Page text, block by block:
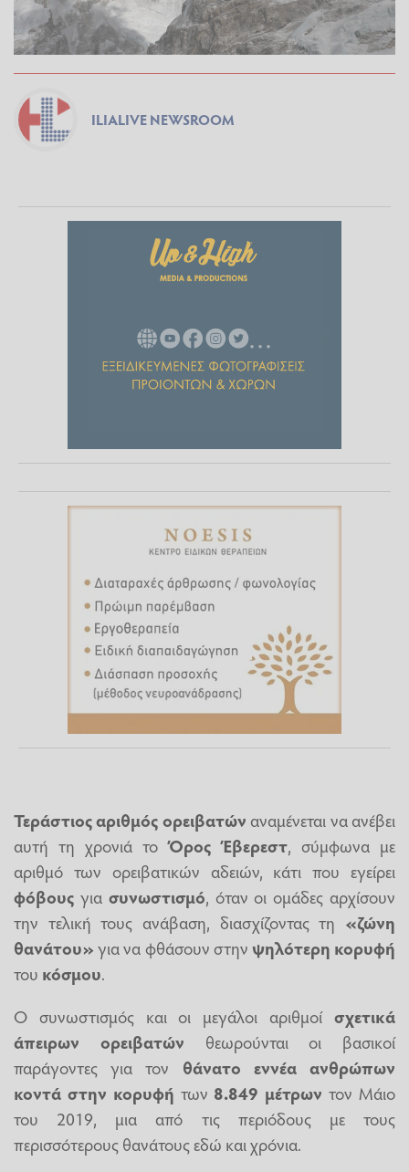
ILIALIVE NEWSROOM
Τεράστιοςαριθμόςορειβατών αναμένεται να ανέβει
αυτή τη χρονιά τοΌρος Έβερεστ, σύμφωνα με
αριθμό των ορειβατικών αδειών, κάτι που εγείρει
φόβους για συνωστισμό, όταν οι ομάδες αρχίσουν
την τελική τους ανάβαση, διασχίζοντας τη «ζώνη
θανάτου»για να φθάσουν στηνψηλότερη κορυφή
του κόσμου.
Ο συνωστισμός και οι μεγάλοι αριθμοί σχετικά
άπειρων
ορειβατών θεωρούνται οι βασικοί
παράγοντες για τον θάνατο εννέα ανθρώπων
κοντά στην κορυφή των 8.849 μέτρων τον Μάιο
του 2019, μια από τις περιόδους με τους
περισσότερους θανάτους εδώ και χρόνια.